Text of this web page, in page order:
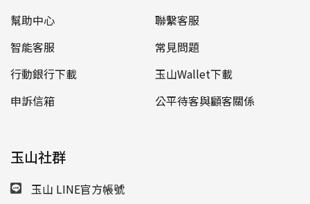
幫助中心
聯繫客服
智能客服
常見問題
行動銀行下載
玉山Wallet下載
申訴信箱
公平待客與顧客關係
玉山社群
玉山 LINE官方帳號